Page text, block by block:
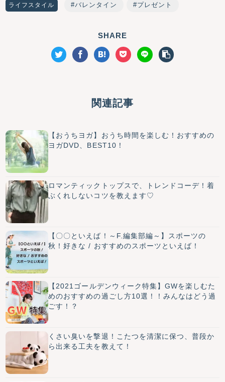
ライフスタイル バレンタイン プレゼント
SHARE
関連記事
【おうちヨガ】おうち時間を楽しむ！おすすめの
ヨガDVD、BEST10！
ロマンティックトップスで、トレンドコーデ！着
ぶくれしないコツを教えます♡
【〇〇といえば！～F.編集部編～】スポーツの
秋！好きな / おすすめのスポーツといえば！
【2021ゴールデンウィーク特集】GWを楽しむた
めのおすすめの過ごし方10選！！みんなはどう過
ごす！？
くさい臭いを撃退！こたつを清潔に保つ、普段か
ら出来る工夫を教えて！